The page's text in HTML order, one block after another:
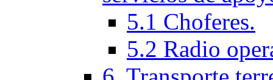
5.1 Choferes.
5.2 Radio